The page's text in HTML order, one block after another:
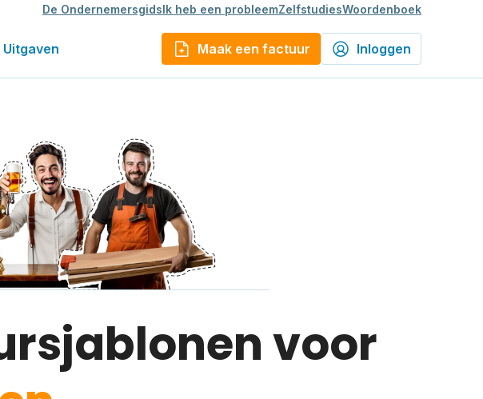
De OndernemersgidsIk heb een probleemZelfstudiesWoordenboek
Uitgaven Maak een factuur Inloggen
voor